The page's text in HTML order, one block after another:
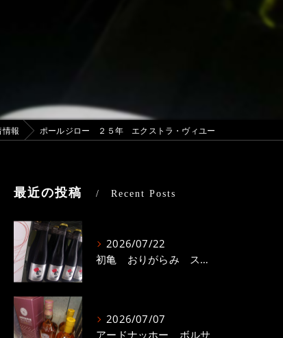
情報 ポールジロー ２５年 エクストラ・ヴィユー
最近の投稿 Recent Posts
2026/07/22
初亀 おりがらみ スパークリング
2026/07/07
アードナッホー ボルサ